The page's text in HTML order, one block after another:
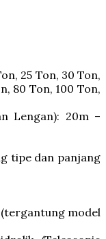
25 Ton, 30 Ton,
80 Ton, 100 Ton,
Lengan): 20m –
tipe dan panjang
model